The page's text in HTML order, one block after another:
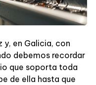
y, en Galicia, con
debemos recordar
que soporta toda
de ella hasta que